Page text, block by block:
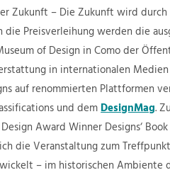
Zukunft – Die Zukunft wird durch
die Preisverleihung werden die
of Design in Como der
in internationalen
auf renommierten Plattformen
und demDesignMag.
Award Winner Designs‘
die Veranstaltung zum
– im historischen Ambiente